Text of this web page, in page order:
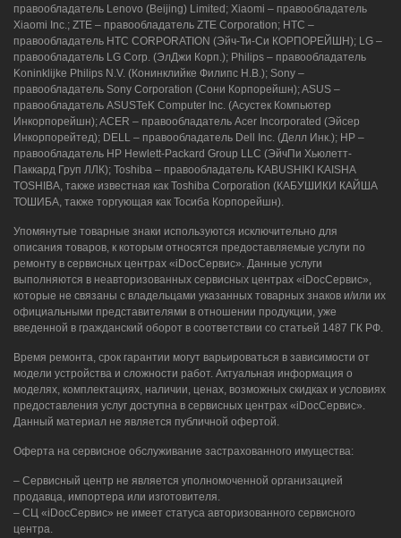
правообладатель Lenovo (Beijing) Limited; Xiaomi – правообладатель
Xiaomi Inc.; ZTE – правообладатель ZTE Corporation; HTC –
правообладатель HTC CORPORATION (Эйч-Ти-Си КОРПОРЕЙШН); LG –
правообладатель LG Corp. (ЭлДжи Корп.); Philips – правообладатель
Koninklijke Philips N.V. (Конинклийке Филипс Н.В.); Sony –
правообладатель Sony Corporation (Сони Корпорейшн); ASUS –
правообладатель ASUSTeK Computer Inc. (Асустек Компьютер
Инкорпорейшн); ACER – правообладатель Acer Incorporated (Эйсер
Инкорпорейтед); DELL – правообладатель Dell Inc. (Делл Инк.); HP –
правообладатель HP Hewlett-Packard Group LLC (ЭйчПи Хьюлетт-
Паккард Груп ЛЛК); Toshiba – правообладатель KABUSHIKI KAISHA
TOSHIBA, также известная как Toshiba Corporation (КАБУШИКИ КАЙША
ТОШИБА, также торгующая как Тосиба Корпорейшн).
Упомянутые товарные знаки используются исключительно для
описания товаров, к которым относятся предоставляемые услуги по
ремонту в сервисных центрах «iDocСервис». Данные услуги
выполняются в неавторизованных сервисных центрах «iDocСервис»,
которые не связаны с владельцами указанных товарных знаков и/или их
официальными представителями в отношении продукции, уже
введенной в гражданский оборот в соответствии со статьей 1487 ГК РФ.
Время ремонта, срок гарантии могут варьироваться в зависимости от
модели устройства и сложности работ. Актуальная информация о
моделях, комплектациях, наличии, ценах, возможных скидках и условиях
предоставления услуг доступна в сервисных центрах «iDocСервис».
Данный материал не является публичной офертой.
Оферта на сервисное обслуживание застрахованного имущества:
– Сервисный центр не является уполномоченной организацией
продавца, импортера или изготовителя.
– СЦ «iDocСервис» не имеет статуса авторизованного сервисного
центра.